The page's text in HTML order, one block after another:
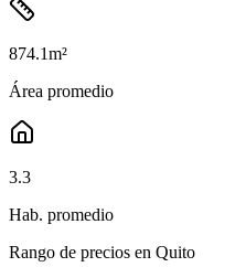
874.1m²
Área promedio
3.3
Hab. promedio
Rango de precios en Quito